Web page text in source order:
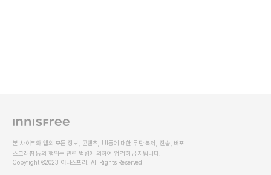
본 사이트와 앱의 모든 정보, 콘텐츠, UI등에 대한 무단 복제, 전송, 배포
스크래핑 등의 행위는 관련 법령에 의하여 엄격히 금지됩니다.
Copyright ©2023 이니스프리. All Rights Reserved